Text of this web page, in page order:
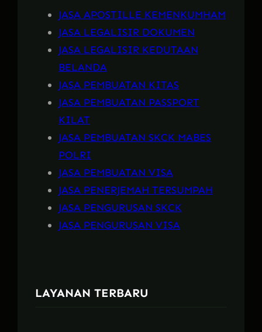
JASA APOSTILLE KEMENKUMHAM
JASA LEGALISIR DOKUMEN
JASA LEGALISIR KEDUTAAN
BELANDA
JASA PEMBUATAN KITAS
JASA PEMBUATAN PASSPORT
KILAT
JASA PEMBUATAN SKCK MABES
POLRI
JASA PEMBUATAN VISA
JASA PENERJEMAH TERSUMPAH
JASA PENGURUSAN SKCK
JASA PENGURUSAN VISA
LAYANAN TERBARU